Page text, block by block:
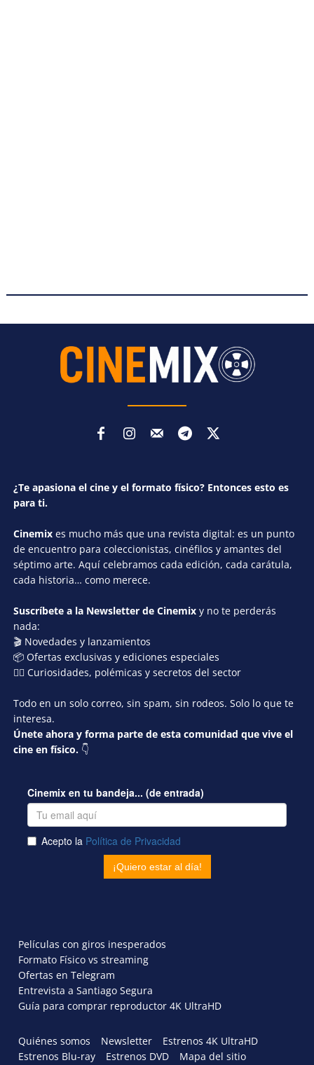
¿Te apasiona el cine y el formato físico? Entonces esto es
para ti.
Cinemix es mucho más que una revista digital: es un punto
de encuentro para coleccionistas, cinéfilos y amantes del
séptimo arte. Aquí celebramos cada edición, cada carátula,
cada historia… como merece.
Suscríbete a la Newsletter de Cinemix y no te perderás
nada:
🎬 Novedades y lanzamientos
📦 Ofertas exclusivas y ediciones especiales
🕵️‍♂️ Curiosidades, polémicas y secretos del sector
Todo en un solo correo, sin spam, sin rodeos. Solo lo que te
interesa.
Únete ahora y forma parte de esta comunidad que vive el
cine en físico. 👇
Películas con giros inesperados
Formato Físico vs streaming
Ofertas en Telegram
Entrevista a Santiago Segura
Guía para comprar reproductor 4K UltraHD
Quiénes somos Newsletter
Estrenos 4K UltraHD
Estrenos Blu-ray
Estrenos DVD Mapa del sitio